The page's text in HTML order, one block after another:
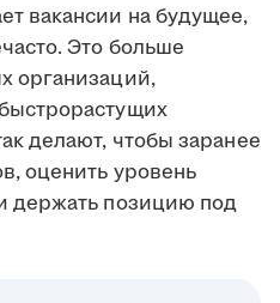
вакансии на будущее,
Это больше
организаций,
делают, чтобы заранее
оценить уровень
держать позицию под